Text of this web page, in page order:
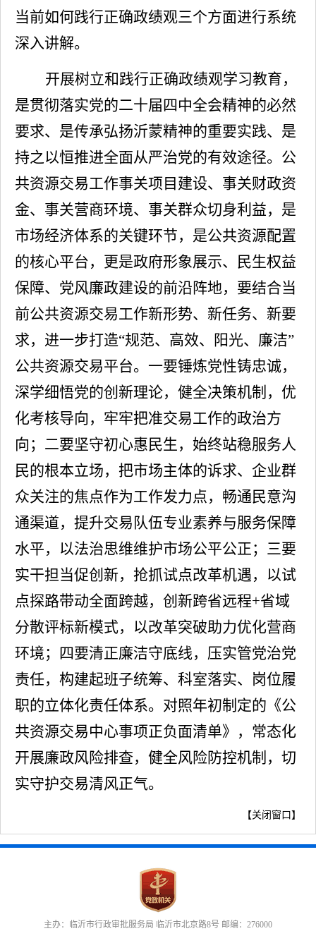
当前如何践行正确政绩观三个方面进行系统
深入讲解。
开展树立和践行正确政绩观学习教育，
是贯彻落实党的二十届四中全会精神的必然
要求、是传承弘扬沂蒙精神的重要实践、是
持之以恒推进全面从严治党的有效途径。 公
共资源交易工作事关项目建设、事关财政资
金、事关营商环境、事关群众切身利益，是
市场经济体系的关键环节，是公共资源配置
的核心平台，更是政府形象展示、民生权益
保障、党风廉政建设的前沿阵地，要结合当
前公共资源交易工作新形势、新任务、新要
求， 进一步打造“规范、高效、阳光、廉洁”
公共资源交易平台。 一要锤炼党性铸忠诚，
深学细悟党的创新理论，健全决策机制，优
化考核导向，牢牢把准交易工作的政治方
向；二要坚守初心惠民生，始终站稳服务人
民的根本立场， 把市场主体的诉求、企业群
众关注的焦点作为工作发力点， 畅通民意沟
通渠道，提升交易队伍专业素养与服务保障
水平，以法治思维维护市场公平公正；三要
实干担当促创新，抢抓试点改革机遇， 以试
点探路带动全面跨越， 创新跨省远程+省域
分散评标新模式，以改革突破助力优化营商
环境；四要清正廉洁守底线，压实管党治党
责任， 构建起班子统筹、科室落实、岗位履
职的立体化责任体系。 对照年初制定的《公
共资源交易中心事项正负面清单》， 常态化
开展廉政风险排查，健全风险防控机制，切
实守护交易清风正气。
【关闭窗口 】
主办：临沂市行政审批服务局 临沂市北京路8号 邮编：276000